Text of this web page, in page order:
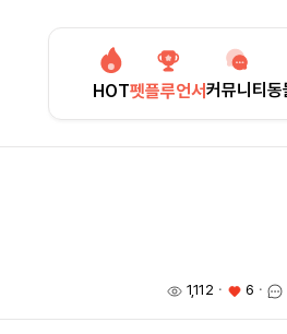
HOT펫플루언서커뮤니티 동
1,112 ㆍ 6 ㆍ